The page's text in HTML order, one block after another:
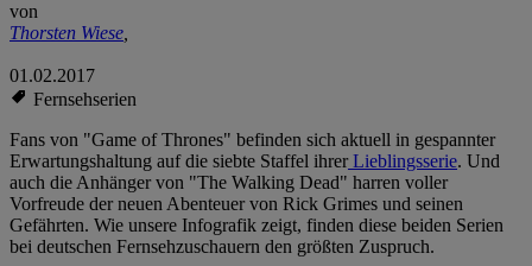
von
Thorsten Wiese,
01.02.2017
Fernsehserien
Fans von "Game of Thrones" befinden sich aktuell in gespannter
Erwartungshaltung auf die siebte Staffel ihrerLieblingsserie. Und
auch die Anhänger von "The Walking Dead" harren voller
Vorfreude der neuen Abenteuer von Rick Grimes und seinen
Gefährten. Wie unsere Infografik zeigt, finden diese beiden Serien
bei deutschen Fernsehzuschauern den größten Zuspruch.